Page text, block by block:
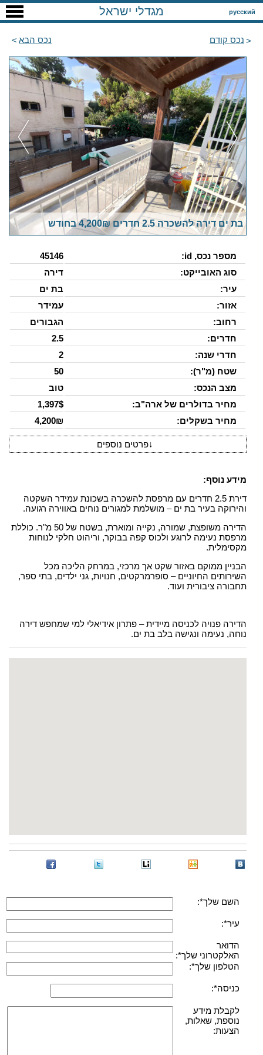
русский מגדלי ישראל
נכס קודם נכס הבא
בת ים דירה להשכרה 2.5 חדרים 4,200₪ בחודש
מספר נכס, id:
45146
סוג האובייקט:
דירה
עיר:
בת ים
אזור:
עמידר
רחוב:
הגבורים
חדרים:
2.5
חדרי שנה:
2
שטח (מ"ר):
50
מצב הנכס:
טוב
מחיר בדולרים של ארה"ב:
1,397$
מחיר בשקלים:
4,200₪
↓פרטים נוספים
מידע נוסף:
דירת 2.5 חדרים עם מרפסת להשכרה בשכונת עמידר השקטה
והירוקה בעיר בת ים – מושלמת למגורים נוחים באווירה רגועה.
הדירה משופצת, שמורה, נקייה ומוארת, בשטח של 50 מ"ר. כוללת
מרפסת נעימה לרוגע ולכוס קפה בבוקר, וריהוט חלקי לנוחות
מקסימלית.
הבניין ממוקם באזור שקט אך מרכזי, במרחק הליכה מכל
השירותים החיוניים – סופרמרקטים, חנויות, גני ילדים, בתי ספר,
תחבורה ציבורית ועוד.
הדירה פנויה לכניסה מיידית – פתרון אידיאלי למי שמחפש דירה
נוחה, נעימה ונגישה בלב בת ים.
השם שלך*:
עיר*:
הדואר
האלקטרוני שלך*:
הטלפון שלך*:
כניסה*:
לקבלת מידע
נוספת, שאלות,
הצעות: